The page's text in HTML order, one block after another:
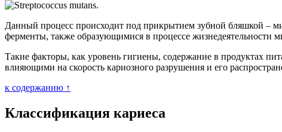
Данный процесс происходит под прикрытием зубной бляшкой –
ферменты, также образующимися в процессе жизнедеятельности
Такие факторы, как уровень гигиены, содержание в продуктах
влияющими на скорость кариозного разрушения и его
к содержанию ↑
Классификация кариеса